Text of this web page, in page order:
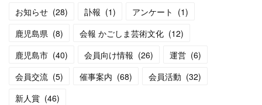
お知らせ (28) 訃報 (1) アンケート (1)
鹿児島県 (8) 会報 かごしま芸術文化 (12)
鹿児島市 (40) 会員向け情報 (26) 運営 (6)
会員交流 (5) 催事案内 (68) 会員活動 (32)
新人賞 (46)